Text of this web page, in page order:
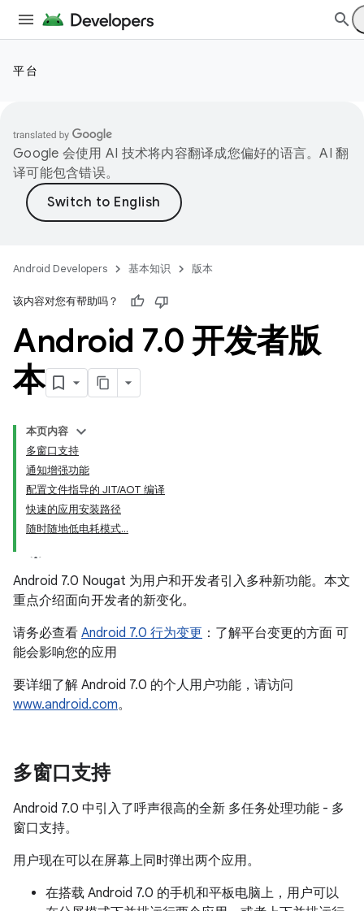
平台
Google 会使用 AI 技术将内容翻译成您偏好的语言。AI 翻
译可能包含错误。
Android Developers 基本知识 版本
该内容对您有帮助吗？
Android 7.0 开发者版
本
本页内容
多窗口支持
通知增强功能
配置文件指导的 JIT/AOT 编译
快速的应用安装路径
随时随地低电耗模式...
Android 7.0 Nougat 为用户和开发者引入多种新功能。本文
重点介绍面向开发者的新变化。
请务必查看 Android 7.0 行为变更 ：了解平台变更的方面 可
能会影响您的应用
要详细了解 Android 7.0 的个人用户功能，请访问
www.android.com。
多窗口支持
Android 7.0 中引入了呼声很高的全新 多任务处理功能 - 多
窗口支持。
用户现在可以在屏幕上同时弹出两个应用。
在搭载 Android 7.0 的手机和平板电脑上，用户可以